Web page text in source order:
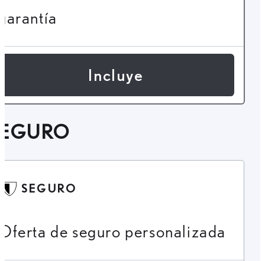
Incluye
SEGURO
de seguro personalizada